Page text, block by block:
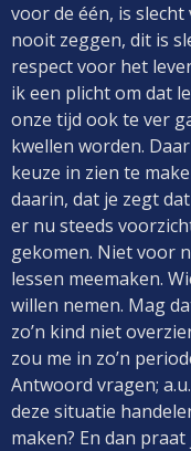
voor de één, is
nooit zeggen, dit is
respect voor het
ik een plicht om dat
onze tijd ook te ver
kwellen worden.
keuze in zien te
daarin, dat je zegt
er nu steeds
gekomen. Niet voor
lessen meemaken.
willen nemen. Mag
zo’n kind niet
zou me in zo’n
Antwoord vragen;
deze situatie
maken? En dan